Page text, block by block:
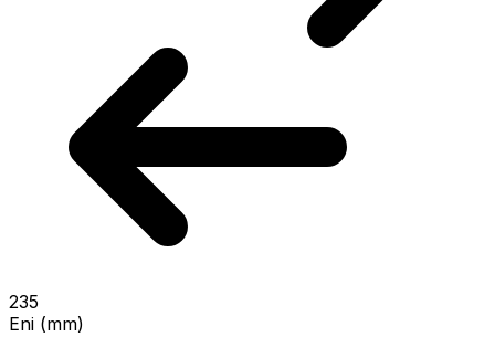
235
Eni (mm)